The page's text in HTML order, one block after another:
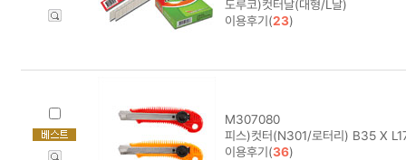
도루코)컷터날(대형/L날)
이용후기(23)
M307080
피스)컷터(N301/로터리) B35 X
이용후기(36)